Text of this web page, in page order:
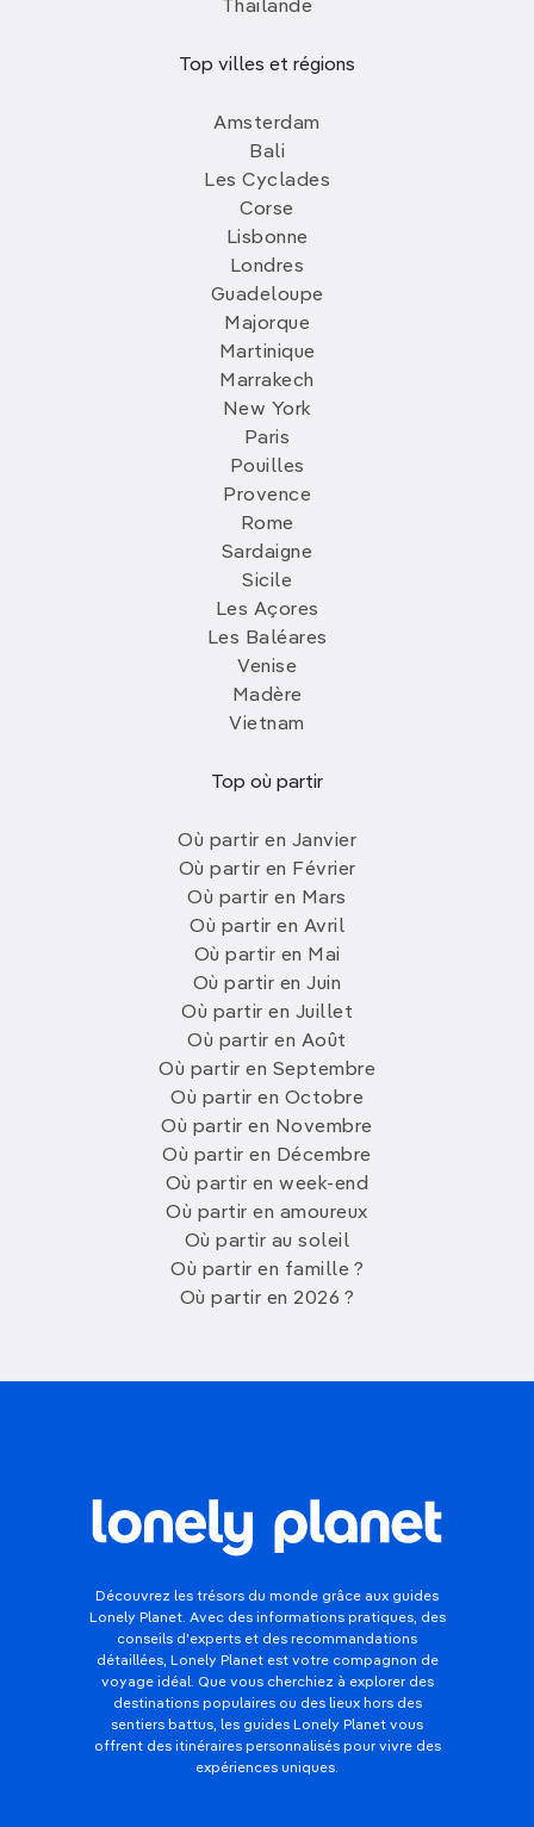
Thailande
Top villes et régions
Amsterdam
Bali
Les Cyclades
Corse
Lisbonne
Londres
Guadeloupe
Majorque
Martinique
Marrakech
New York
Paris
Pouilles
Provence
Rome
Sardaigne
Sicile
Les Açores
Les Baléares
Venise
Madère
Vietnam
Top où partir
Où partir en Janvier
Où partir en Février
Où partir en Mars
Où partir en Avril
Où partir en Mai
Où partir en Juin
Où partir en Juillet
Où partir en Août
Où partir en Septembre
Où partir en Octobre
Où partir en Novembre
Où partir en Décembre
Où partir en week-end
Où partir en amoureux
Où partir au soleil
Où partir en famille ?
Où partir en 2026 ?
Découvrez les trésors du monde grâce aux guides
Lonely Planet. Avec des informations pratiques, des
conseils d'experts et des recommandations
détaillées, Lonely Planet est votre compagnon de
voyage idéal. Que vous cherchiez à explorer des
destinations populaires ou des lieux hors des
sentiers battus, les guides Lonely Planet vous
offrent des itinéraires personnalisés pour vivre des
expériences uniques.